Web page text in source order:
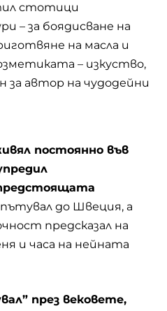
стотици
– за боядисване на
на масла и
– изкуство,
автор на чудодейни
постоянно във
пътувал до Швеция, а
предсказал на
и часа на нейната
през вековете,